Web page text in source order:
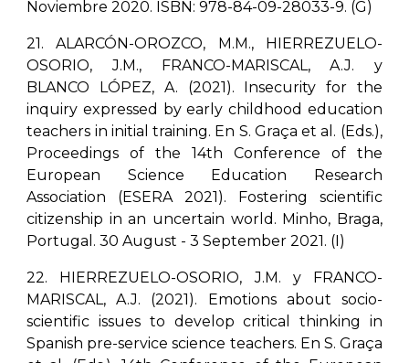
Noviembre 2020. ISBN: 978-84-09-28033-9. (G)
21. ALARCÓN-OROZCO, M.M., HIERREZUELO-
OSORIO, J.M., FRANCO-MARISCAL, A.J. y
BLANCO LÓPEZ, A. (2021). Insecurity for the
inquiry expressed by early childhood education
teachers in initial training. En S. Graça et al. (Eds.),
Proceedings of the 14th Conference of the
European Science Education Research
Association (ESERA 2021). Fostering scientific
citizenship in an uncertain world. Minho, Braga,
Portugal. 30 August - 3 September 2021. (I)
22. HIERREZUELO-OSORIO, J.M. y FRANCO-
MARISCAL, A.J. (2021). Emotions about socio-
scientific issues to develop critical thinking in
Spanish pre-service science teachers. En S. Graça